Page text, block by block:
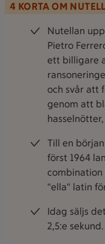
4 KORTA OM
Nutellan
Pietro
ett billigare
och svår att
genom att
Till en
först 1964
combination
"ella" latin
Idag säljs
2,5:e sekund.